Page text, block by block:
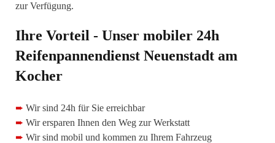
zur Verfügung.
Ihre Vorteil - Unser mobiler 24h
Reifenpannendienst Neuenstadt am
Kocher
➨ Wir sind 24h für Sie erreichbar
➨ Wir ersparen Ihnen den Weg zur Werkstatt
➨ Wir sind mobil und kommen zu Ihrem Fahrzeug